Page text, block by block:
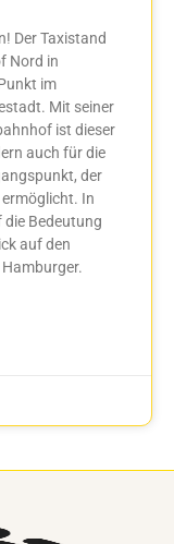
Der Taxistand
Nord in
im
Mit seiner
ist dieser
auch für die
der
ermöglicht. In
Bedeutung
auf den